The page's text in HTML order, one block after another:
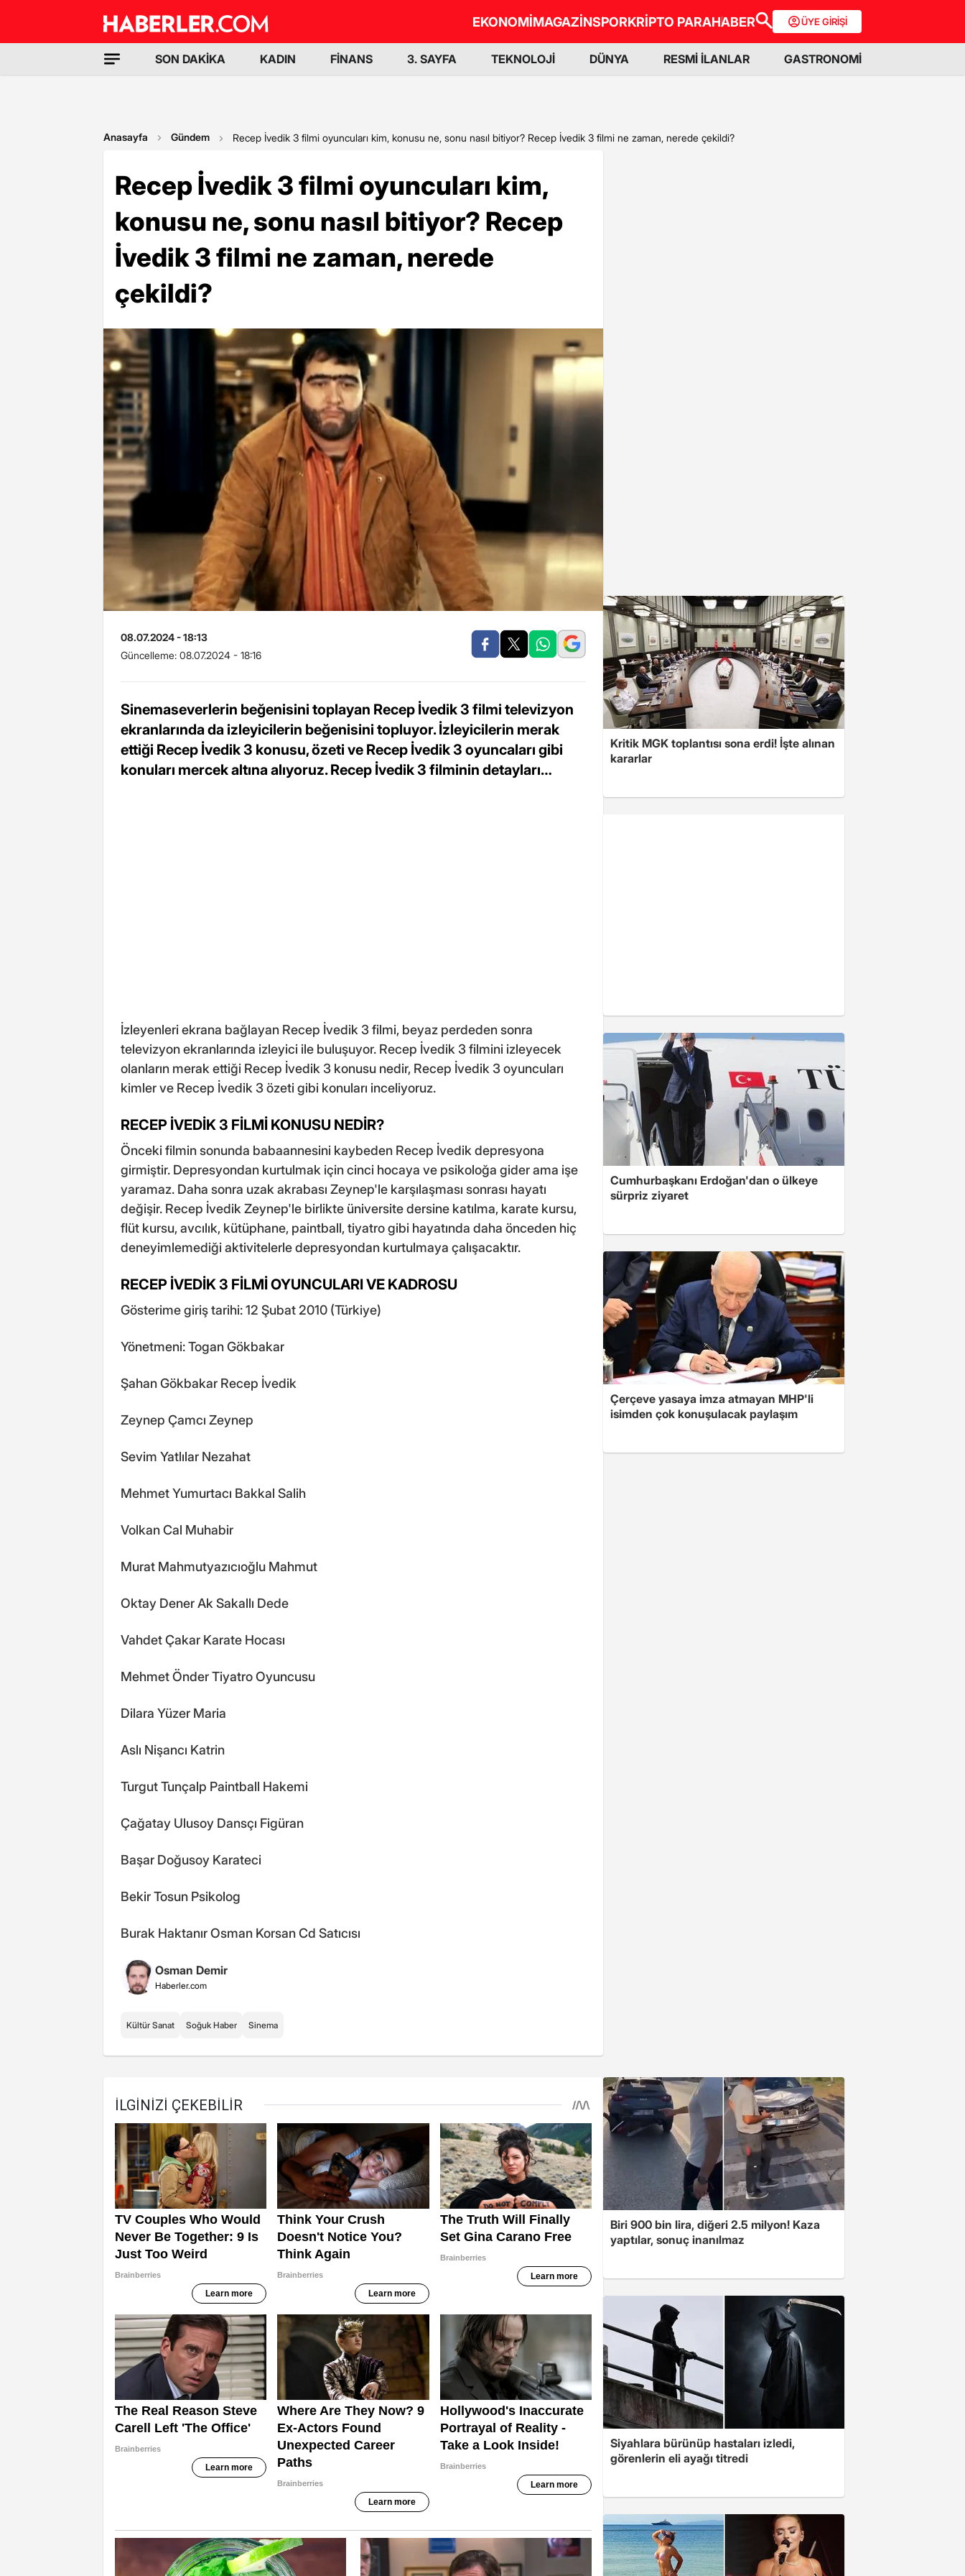
EKONOMİMAGAZİNSPORKRİPTO PARAHABER ÜYE GİRİŞİ
SON DAKİKA KADIN FİNANS 3. SAYFA TEKNOLOJİ DÜNYA RESMİ İLANLAR GASTRONOMİ
Anasayfa Gündem Recep İvedik 3 filmi oyuncuları kim, konusu ne, sonu nasıl bitiyor? Recep İvedik 3 filmi ne zaman, nerede çekildi?
Recep İvedik 3 filmi oyuncuları kim,
konusu ne, sonu nasıl bitiyor? Recep
İvedik 3 filmi ne zaman, nerede
çekildi?
08.07.2024 - 18:13
Güncelleme: 08.07.2024 - 18:16
Sinemaseverlerin beğenisini toplayan Recep İvedik 3 filmi televizyon
ekranlarında da izleyicilerin beğenisini topluyor. İzleyicilerin merak
ettiği Recep İvedik 3 konusu, özeti ve Recep İvedik 3 oyuncaları gibi
konuları mercek altına alıyoruz. Recep İvedik 3 filminin detayları…
İzleyenleri ekrana bağlayan Recep İvedik 3 filmi, beyaz perdeden sonra
televizyon ekranlarında izleyici ile buluşuyor. Recep İvedik 3 filmini izleyecek
olanların merak ettiği Recep İvedik 3 konusu nedir, Recep İvedik 3 oyuncuları
kimler ve Recep İvedik 3 özeti gibi konuları inceliyoruz.
RECEP İVEDİK 3 FİLMİ KONUSU NEDİR?
Önceki filmin sonunda babaannesini kaybeden Recep İvedik depresyona
girmiştir. Depresyondan kurtulmak için cinci hocaya ve psikoloğa gider ama işe
yaramaz. Daha sonra uzak akrabası Zeynep'le karşılaşması sonrası hayatı
değişir. Recep İvedik Zeynep'le birlikte üniversite dersine katılma, karate kursu,
flüt kursu, avcılık, kütüphane, paintball, tiyatro gibi hayatında daha önceden hiç
deneyimlemediği aktivitelerle depresyondan kurtulmaya çalışacaktır.
RECEP İVEDİK 3 FİLMİ OYUNCULARI VE KADROSU
Gösterime giriş tarihi: 12 Şubat 2010 (Türkiye)
Yönetmeni: Togan Gökbakar
Şahan Gökbakar Recep İvedik
Zeynep Çamcı Zeynep
Sevim Yatlılar Nezahat
Mehmet Yumurtacı Bakkal Salih
Volkan Cal Muhabir
Murat Mahmutyazıcıoğlu Mahmut
Oktay Dener Ak Sakallı Dede
Vahdet Çakar Karate Hocası
Mehmet Önder Tiyatro Oyuncusu
Dilara Yüzer Maria
Aslı Nişancı Katrin
Turgut Tunçalp Paintball Hakemi
Çağatay Ulusoy Dansçı Figüran
Başar Doğusoy Karateci
Bekir Tosun Psikolog
Burak Haktanır Osman Korsan Cd Satıcısı
Osman Demir
Haberler.com
Kültür Sanat Soğuk Haber Sinema
Kritik MGK toplantısı sona erdi! İşte alınan
kararlar
Cumhurbaşkanı Erdoğan'dan o ülkeye
sürpriz ziyaret
Çerçeve yasaya imza atmayan MHP'li
isimden çok konuşulacak paylaşım
Biri 900 bin lira, diğeri 2.5 milyon! Kaza
yaptılar, sonuç inanılmaz
Siyahlara bürünüp hastaları izledi,
görenlerin eli ayağı titredi